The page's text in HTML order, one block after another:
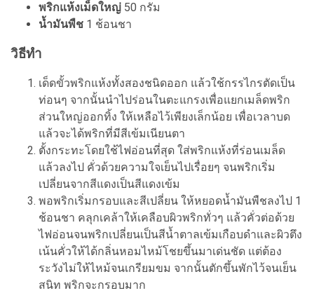
พริกแห้งเม็ดใหญ่ 50 กรัม
น้ำมันพืช 1 ช้อนชา
วิธีทำ
เด็ดขั้วพริกแห้งทั้งสองชนิดออก แล้วใช้กรรไกรตัดเป็น
ท่อนๆ จากนั้นนำไปร่อนในตะแกรงเพื่อแยกเมล็ดพริก
ส่วนใหญ่ออกทิ้ง ให้เหลือไว้เพียงเล็กน้อย เพื่อเวลาบด
แล้วจะได้พริกที่มีสีเข้มเนียนตา
ตั้งกระทะโดยใช้ไฟอ่อนที่สุด ใส่พริกแห้งที่ร่อนเมล็ด
แล้วลงไป คั่วด้วยความใจเย็นไปเรื่อยๆ จนพริกเริ่ม
เปลี่ยนจากสีแดงเป็นสีแดงเข้ม
พอพริกเริ่มกรอบและสีเปลี่ยน ให้หยอดน้ำมันพืชลงไป 1
ช้อนชา คลุกเคล้าให้เคลือบผิวพริกทั่วๆ แล้วคั่วต่อด้วย
ไฟอ่อนจนพริกเปลี่ยนเป็นสีน้ำตาลเข้มเกือบดำและผิวตึง
เน้นคั่วให้ได้กลิ่นหอมไหม้โชยขึ้นมาเด่นชัด แต่ต้อง
ระวังไม่ให้ไหม้จนเกรียมขม จากนั้นตักขึ้นพักไว้จนเย็น
สนิท พริกจะกรอบมาก